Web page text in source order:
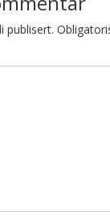
publisert.